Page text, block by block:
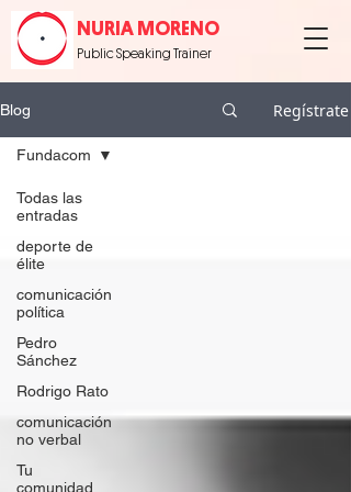
NURIA MORENO
Public Speaking Trainer
Blog Regístrate
Todas las
entradas
deporte de
élite
comunicación
política
Pedro
Sánchez
Rodrigo Rato
comunicación
no verbal
Tu
comunidad
Fundacom